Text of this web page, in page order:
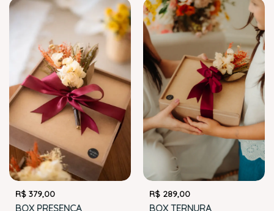
R$379,00
BOX PRESENÇA
R$289,00
BOX TERNURA